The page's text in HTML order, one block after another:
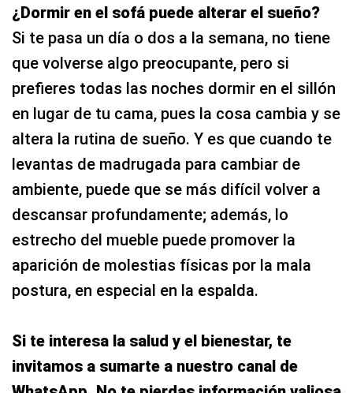
¿Dormir en el sofá puede alterar el sueño?
Si te pasa un día o dos a la semana, no tiene
que volverse algo preocupante, pero si
prefieres todas las noches dormir en el sillón
en lugar de tu cama, pues la cosa cambia y se
altera la rutina de sueño. Y es que cuando te
levantas de madrugada para cambiar de
ambiente, puede que se más difícil volver a
descansar profundamente; además, lo
estrecho del mueble puede promover la
aparición de molestias físicas por la mala
postura, en especial en la espalda.
Si te interesa la salud y el bienestar, te
invitamos a sumarte a nuestro canal de